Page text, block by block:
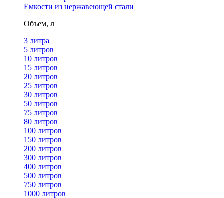
Емкости из нержавеющей стали
Объем, л
3 литра
5 литров
10 литров
15 литров
20 литров
25 литров
30 литров
50 литров
75 литров
80 литров
100 литров
150 литров
200 литров
300 литров
400 литров
500 литров
750 литров
1000 литров